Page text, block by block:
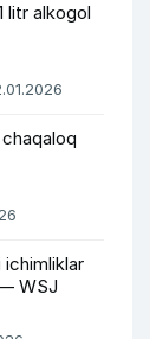
litr alkogol
WSJ